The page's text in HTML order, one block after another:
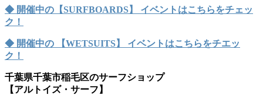
◆ 開催中の【SURFBOARDS】 イベントはこちらをチェッ
ク！
◆ 開催中の 【WETSUITS】 イベントはこちらをチエッ
ク！
千葉県千葉市稲毛区のサーフショップ
【アルトイズ・サーフ】